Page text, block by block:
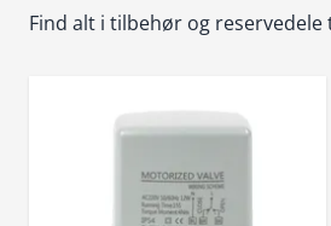
Find alt i tilbehør og